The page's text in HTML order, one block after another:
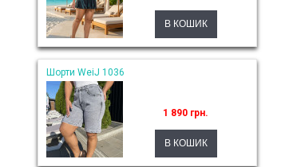
Шорти WeiJ 1036
1 890 грн.